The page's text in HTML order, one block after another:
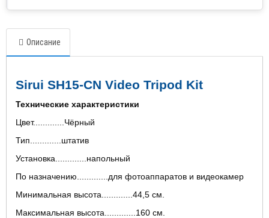
Описание
Sirui SH15-CN Video Tripod Kit
Технические характеристики
Цвет.............Чёрный
Тип.............штатив
Установка.............напольный
По назначению.............для фотоаппаратов и видеокамер
Минимальная высота.............44,5 см.
Максимальная высота.............160 см.